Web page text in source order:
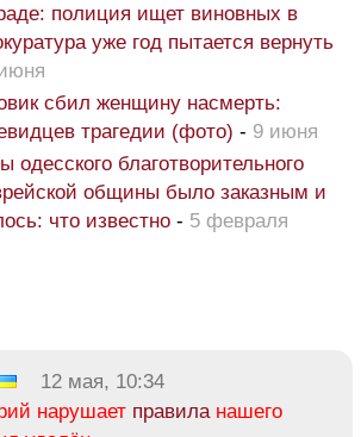
полиция ищет виновных в
уже год пытается вернуть
сбил женщину насмерть:
трагедии (фото) - 9 июня
одесского благотворительного
общины было заказным и
что известно - 5 февраля
12 мая, 10:34
нарушает правила нашего